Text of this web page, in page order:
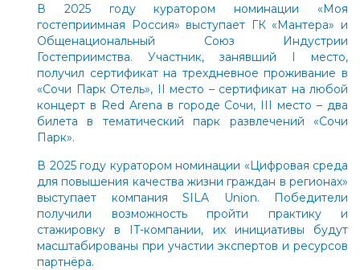
В 2025 году куратором номинации «Моя
гостеприимная Россия» выступает ГК «Мантера» и
Общенациональный Союз Индустрии
Гостеприимства. Участник, занявший I место,
получил сертификат на трехдневное проживание в
«Сочи Парк Отель», II место – сертификат на любой
концерт в Red Arena в городе Сочи, III место – два
билета в тематический парк развлечений «Сочи
Парк».
В 2025 году куратором номинации «Цифровая среда
для повышения качества жизни граждан в регионах»
выступает компания SILA Union. Победители
получили возможность пройти практику и
стажировку в IT-компании, их инициативы будут
масштабированы при участии экспертов и ресурсов
партнёра.